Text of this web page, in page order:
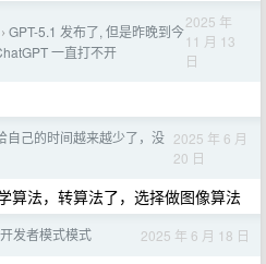
› GPT-5.1 发布了, 但是昨晚到今
一直打不开
2025 年
11 月 13
日
自己的时间越来越少了，没 2025 年 6 月
20 日
算法，转算法了，选择做图像算法
发者模式模式 2025 年 6 月 18 日